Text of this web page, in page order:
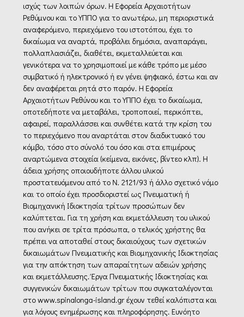
ισχύς των λοιπών όρων. Η Εφορεία Αρχαιοτήτων
Ρεθύμνου και το ΥΠΠΟ για το ανωτέρω, μη περιοριστικά
αναφερόμενο, περιεχόμενο του ιστοτόπου, έχει το
δικαίωμα να αναρτά, προβάλει δημόσια, αναπαράγει,
πολλαπλασιάζει, διαθέτει, εκμεταλλεύεται και
γενικότερα να το χρησιμοποιεί με κάθε τρόπο με μέσο
συμβατικό ή ηλεκτρονικό ή εν γένει ψηφιακό, έστω και αν
δεν αναφέρεται ρητά στο παρόν. Η Εφορεία
Αρχαιοτήτων Ρεθύνου και το ΥΠΠΟ έχει το δικαίωμα,
οποτεδήποτε να μεταβάλει, τροποποιεί, περικόπτει,
αφαιρεί, παραλλάσσει και συνθέτει κατά την κρίση του
το περιεχόμενο που αναρτάται στον διαδικτυακό του
κόμβο, τόσο στο σύνολό του όσο και στα επιμέρους
αναρτώμενα στοιχεία (κείμενα, εικόνες, βίντεο κλπ). Η
άδεια χρήσης οποιουδήποτε άλλου υλικού
προστατευόμενου από το Ν. 2121/93 ή άλλο σχετικό νόμο
και το οποίο έχει προσδιοριστεί ως Πνευματική ή
Βιομηχανική Ιδιοκτησία τρίτων προσώπων δεν
καλύπτεται. Για τη χρήση και εκμετάλλευση του υλικού
που ανήκει σε τρίτα πρόσωπα, ο τελικός χρήστης θα
πρέπει να αποταθεί στους δικαιούχους των σχετικών
δικαιωμάτων Πνευματικής και Βιομηχανικής Ιδιοκτησίας
για την απόκτηση των απαραίτητων αδειών χρήσης
και εκμετάλλευσης. Έργα Πνευματικής Ιδιοκτησίας και
συγγενικών δικαιωμάτων τρίτων που συγκαταλέγονται
στο www.spinalonga-island.gr έχουν τεθεί καλόπιστα και
για λόγους ενημέρωσης και πληροφόρησης. Ευνόητο